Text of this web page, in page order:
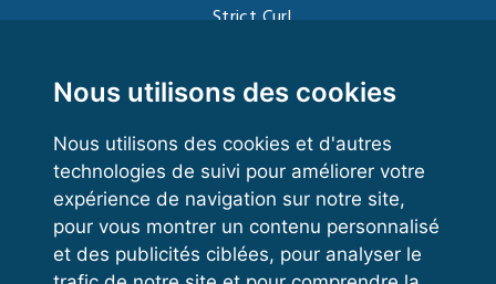
Nous utilisons des cookies
Nous utilisons des cookies et d'autres
technologies de suivi pour améliorer votre
expérience de navigation sur notre site,
pour vous montrer un contenu personnalisé
et des publicités ciblées, pour analyser le
Strict Curl
Kettlebell
VOS ESPACES
Espace dirigeant
Espace licencié